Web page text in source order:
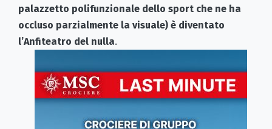
palazzetto polifunzionale dello sport che ne ha
occluso parzialmente la visuale) è diventato
l’Anfiteatro del nulla.